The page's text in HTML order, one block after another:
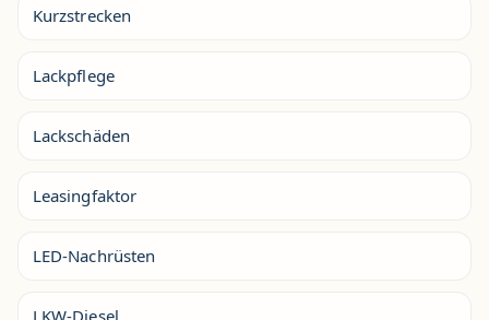
Kurzstrecken
Lackpflege
Lackschäden
Leasingfaktor
LED-Nachrüsten
LKW-Diesel